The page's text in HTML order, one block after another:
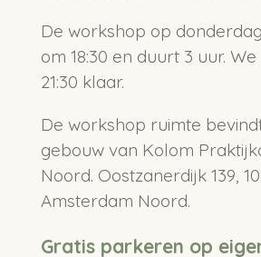
De workshop op
om 18:30 en duurt 3 uur.
21:30 klaar.
De workshop ruimte
gebouw van Kolom
Noord. Oostzanerdijk 139,
Amsterdam Noord.
Gratis parkeren op